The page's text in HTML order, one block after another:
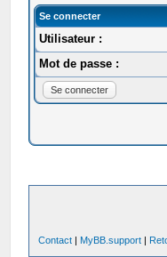
Se connecter
Utilisateur :
Mot de passe :
Contact | MyBB.support |